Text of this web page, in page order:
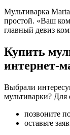
Мультиварка
простой. «Ваш
главный девиз
Купить
интернет-
Выбрали
мультиварки? Для
позвоните
оставьте